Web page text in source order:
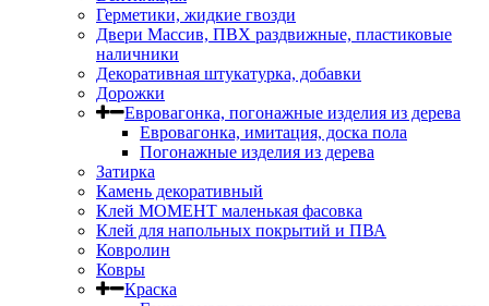
Герметики, жидкие гвозди
Двери Массив, ПВХ раздвижные, пластиковые
наличники
Декоративная штукатурка, добавки
Дорожки
Евровагонка, погонажные изделия из дерева
Евровагонка, имитация, доска пола
Погонажные изделия из дерева
Затирка
Камень декоративный
Клей МОМЕНТ маленькая фасовка
Клей для напольных покрытий и ПВА
Ковролин
Ковры
Краска